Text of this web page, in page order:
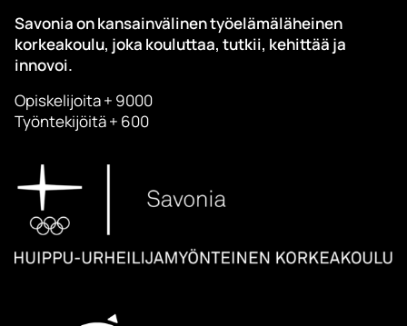
Savonia on kansainvälinen työelämäläheinen
korkeakoulu, joka kouluttaa, tutkii, kehittää ja
innovoi.
Opiskelijoita + 9000
Työntekijöitä + 600